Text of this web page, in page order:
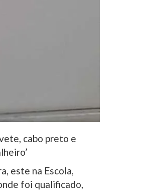
cabo preto e
este na Escola,
foi qualificado,